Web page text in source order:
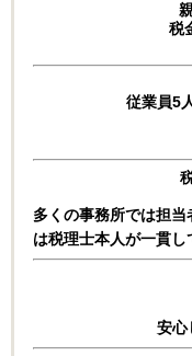
税
従業員5
多くの事務所では担当
は税理士本人が一貫し
安心